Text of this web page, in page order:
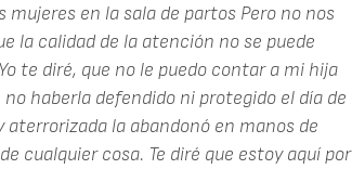
en la sala de partos Pero no nos
la calidad de la atención no se puede
te diré, que no le puedo contar a mi hija
haberla defendido ni protegido el día de
la abandonó en manos de
cualquier cosa. Te diré que estoy aquí por